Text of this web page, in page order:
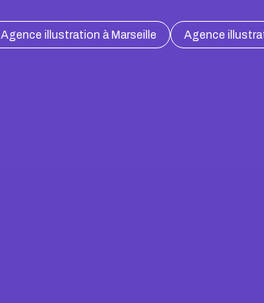
Agence illustration à Marseille Agence